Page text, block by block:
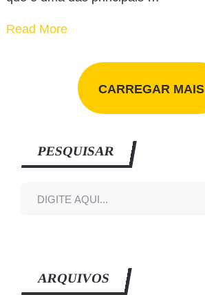
Read More
CARREGAR MAIS
PESQUISAR
ARQUIVOS